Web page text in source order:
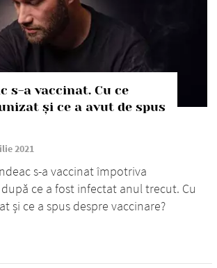
s-a vaccinat. Cu ce
și ce a avut de spus
2021
s-a vaccinat împotriva
ce a fost infectat anul trecut. Cu
și ce a spus despre vaccinare?